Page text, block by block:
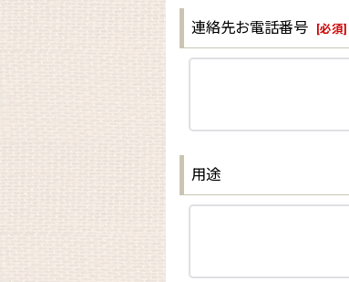
連絡先お電話番号 [必須]
用途